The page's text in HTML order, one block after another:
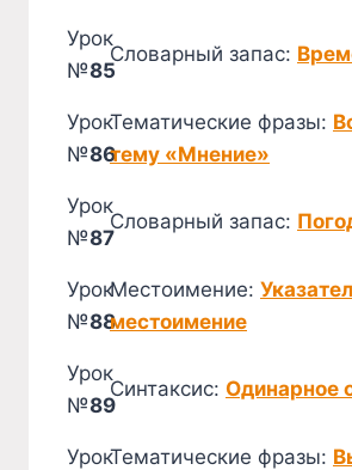
Урок
№85
Словарный запас:
Урок
№86
Тематические фразы:
тему «Мнение»
Урок
№87
Словарный запас:
Урок
№88
Местоимение:
местоимение
Урок
№89
Синтаксис: Одинарное
УрокТематические фразы: